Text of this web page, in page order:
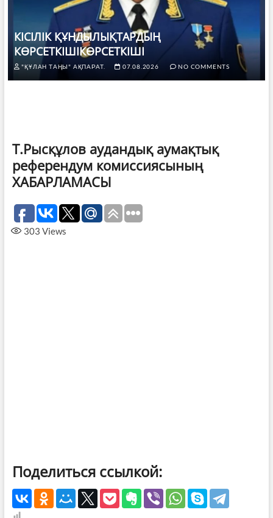
КІСІЛІК ҚҰНДЫЛЫҚТАРДЫҢ
КӨРСЕТКІШІКӨРСЕТКІШІ
"ҚҰЛАН ТАҢЫ" АҚПАРАТ. 07.08.2026 NO COMMENTS
Т.Рысқұлов аудандық аумақтық
референдум комиссиясының
ХАБАРЛАМАСЫ
303 Views
Поделиться ссылкой: